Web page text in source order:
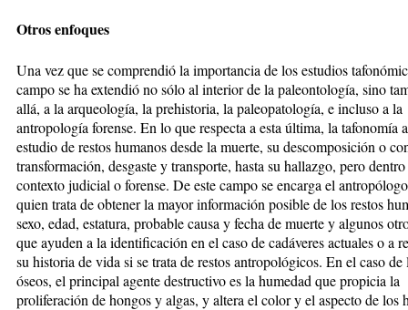
Otros enfoques
Una vez que se comprendió la importancia de los estudios
campo se ha extendió no sólo al interior de la paleontología, sino
allá, a la arqueología, la prehistoria, la paleopatología, e incluso a la
antropología forense. En lo que respecta a esta última, la tafonomía
estudio de restos humanos desde la muerte, su descomposición o
transformación, desgaste y transporte, hasta su hallazgo, pero
contexto judicial o forense. De este campo se encarga el
quien trata de obtener la mayor información posible de los restos
sexo, edad, estatura, probable causa y fecha de muerte y algunos
que ayuden a la identificación en el caso de cadáveres actuales o a
su historia de vida si se trata de restos antropológicos. En el caso de
óseos, el principal agente destructivo es la humedad que propicia la
proliferación de hongos y algas, y altera el color y el aspecto de los